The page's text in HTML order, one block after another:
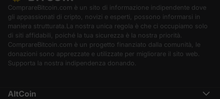
ComprareBitcoin.com è un sito di informazione indipendente dove
gli appassionati di cripto, novizi e esperti, possono informarsi in
maniera strutturata.La nostra unica regola è che ci occupiamo solo
di siti affidabili, poiché la tua sicurezza è la nostra priorità.
ComprareBitcoin.com è un progetto finanziato dalla comunità, le
donazioni sono apprezzate e utilizzate per migliorare il sito web.
Supporta la nostra indipendenza donando.
AltCoin